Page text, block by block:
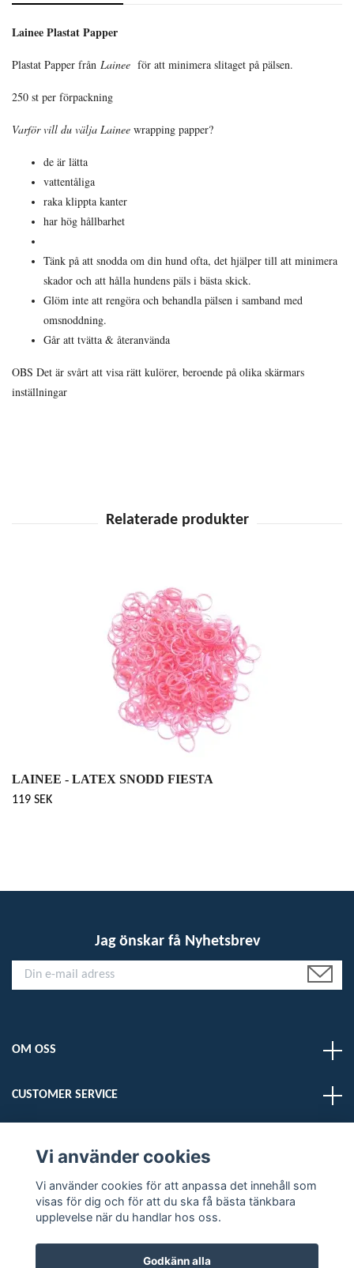
Lainee Plastat Papper
Plastat Papper från Lainee för att minimera slitaget på pälsen.
250 st per förpackning
Varför vill du välja Lainee wrapping papper?
de är lätta
vattentåliga
raka klippta kanter
har hög hållbarhet
Tänk på att snodda om din hund ofta, det hjälper till att minimera
skador och att hålla hundens päls i bästa skick.
Glöm inte att rengöra och behandla pälsen i samband med
omsnoddning.
Går att tvätta & återanvända
OBS Det är svårt att visa rätt kulörer, beroende på olika skärmars
inställningar
LAINEE - LATEX SNODD FIESTA
119 SEK
Jag önskar få Nyhetsbrev
OM OSS
CUSTOMER SERVICE
Sociala medier
Vi använder cookies
Vi använder cookies för att anpassa det innehåll som
visas för dig och för att du ska få bästa tänkbara
upplevelse när du handlar hos oss.
Godkänn alla